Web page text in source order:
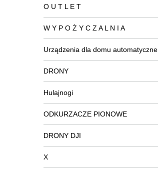
O U T L E T
W Y P O Ż Y C Z A L N I A
Urządzenia dla domu automatyczne
DRONY
Hulajnogi
ODKURZACZE PIONOWE
DRONY DJI
X